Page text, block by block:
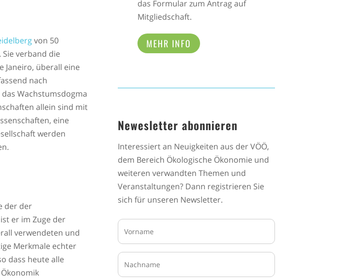
von 50
verband die
Janeiro, überall eine
nach
Wachstumsdogma
allein sind mit
eine
werden
der der
er im Zuge der
verwendeten und
Merkmale echter
dass heute alle
das Formular zum Antrag auf
Mitgliedschaft.
MEHR INFO
Newesletter abonnieren
Interessiert an Neuigkeiten aus der VÖÖ,
dem Bereich Ökologische Ökonomie und
weiteren verwandten Themen und
Veranstaltungen? Dann registrieren Sie
sich für unseren Newsletter.